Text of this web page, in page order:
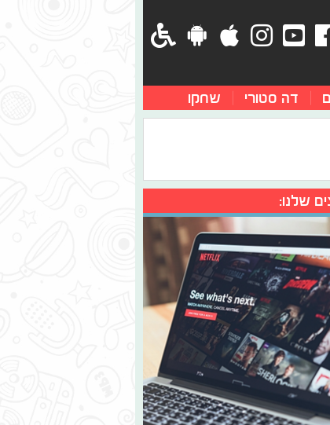
דה סטורי שחקו
שלנו: